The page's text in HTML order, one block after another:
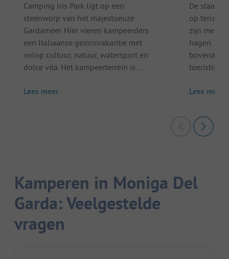
Camping Iris Park ligt op een
steenworp van het majestueuze
Gardameer. Hier vieren kampeerders
een Italiaanse gezinsvakantie met
volop cultuur, natuur, watersport en
dolce vita. Het kampeerterrein is ...
Lees meer
De
op
zijn meer
hagen. De
bovenaan
Lees meer
Kamperen in Moniga Del
Garda: Veelgestelde
vragen